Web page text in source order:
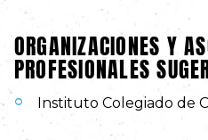
ORGANIZACIONES Y
PROFESIONALES
Instituto Colegiado de